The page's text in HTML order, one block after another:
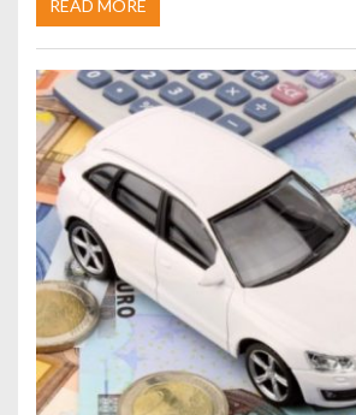
READ MORE